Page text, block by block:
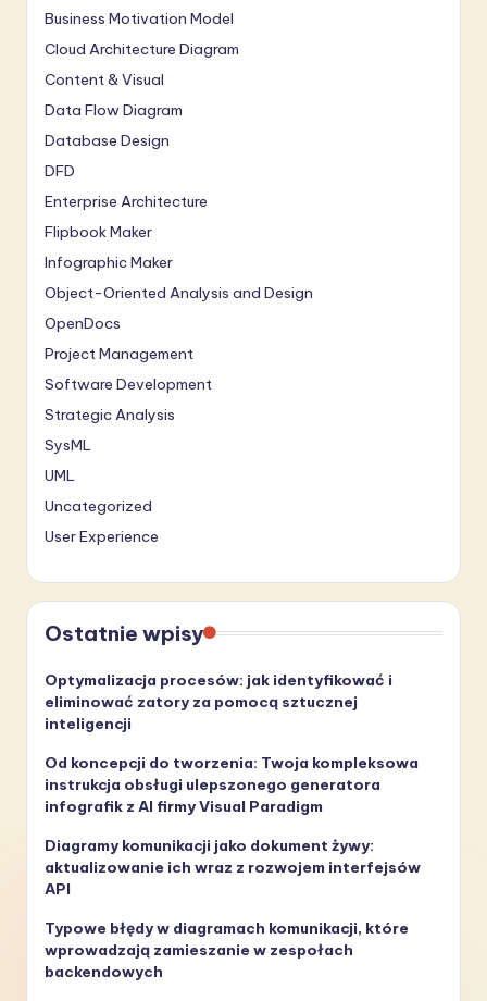
Business Motivation Model
Cloud Architecture Diagram
Content & Visual
Data Flow Diagram
Database Design
DFD
Enterprise Architecture
Flipbook Maker
Infographic Maker
Object-Oriented Analysis and Design
OpenDocs
Project Management
Software Development
Strategic Analysis
SysML
UML
Uncategorized
User Experience
Ostatnie wpisy
Optymalizacja procesów: jak identyfikować i
eliminować zatory za pomocą sztucznej
inteligencji
Od koncepcji do tworzenia: Twoja kompleksowa
instrukcja obsługi ulepszonego generatora
infografik z AI firmy Visual Paradigm
Diagramy komunikacji jako dokument żywy:
aktualizowanie ich wraz z rozwojem interfejsów
API
Typowe błędy w diagramach komunikacji, które
wprowadzają zamieszanie w zespołach
backendowych